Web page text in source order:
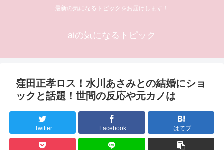
最新の気になるトピックをお届けします！
aiの気になるトピック
窪田正孝ロス！水川あさみとの結婚にショ
ックと話題！世間の反応や元カノは
Twitter Facebook はてブ